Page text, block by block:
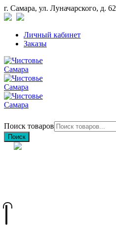
г. Самара, ул. Луначарского, д. 62
Личный кабинет
Заказы
Поиск товаров
Поиск